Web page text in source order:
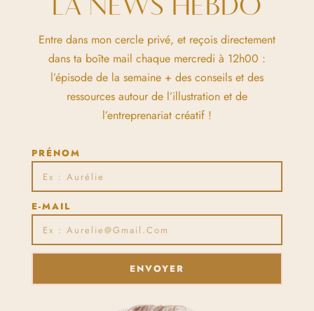
LA NEWS HEBDO
Entre dans mon cercle privé, et reçois directement
dans ta boîte mail chaque mercredi à 12h00 :
l’épisode de la semaine + des conseils et des
ressources autour de l’illustration et de
l’entreprenariat créatif !
PRÉNOM
E-MAIL
ENVOYER